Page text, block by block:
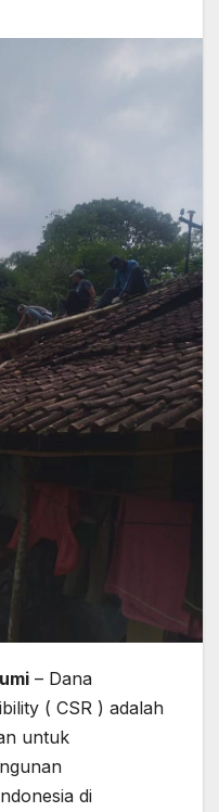
– Dana
( CSR ) adalah
untuk
di